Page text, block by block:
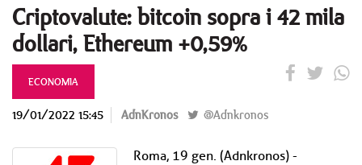
Criptovalute: bitcoin sopra i 42 mila
dollari, Ethereum +0,59%
ECONOMIA
19/01/2022 15:45 AdnKronos @Adnkronos
Roma, 19 gen. (Adnkronos) -